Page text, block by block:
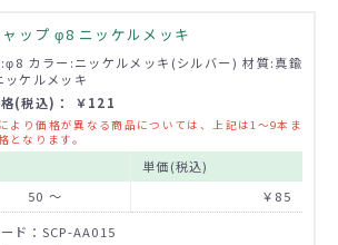
ップ φ8 ニッケルメッキ
カラー:ニッケルメッキ(シルバー) 材質:真鍮
ッケルメッキ
格(税込)： ￥121
より価格が異なる商品については、上記は1～9本ま
となります。
単価(税込)
50 ～
￥85
ド：SCP-AA015